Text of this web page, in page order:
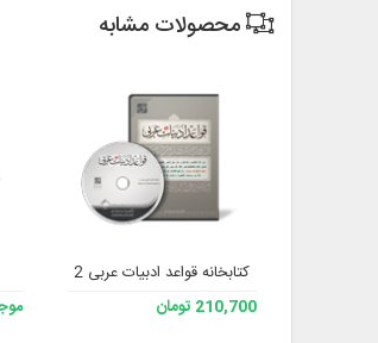
محصولات مشابه
کتابخانه قواعد ادبیات عربی 2
210,700 تومان